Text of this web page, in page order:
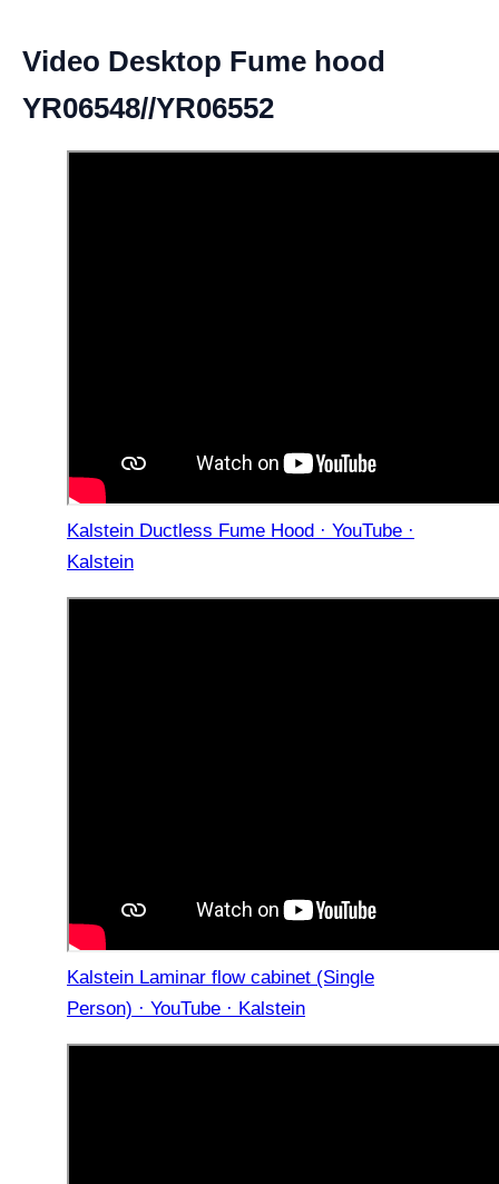
Video Desktop Fume hood
YR06548//YR06552
Kalstein Ductless Fume Hood · YouTube ·
Kalstein
Kalstein Laminar flow cabinet (Single
Person) · YouTube · Kalstein